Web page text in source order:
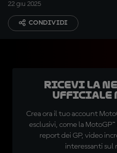
22 giu 2025
CONDIVIDI
Ricevi la
ufficiale
Crea ora il tuo account
esclusivi, come la
report dei GP, video
interessanti sul